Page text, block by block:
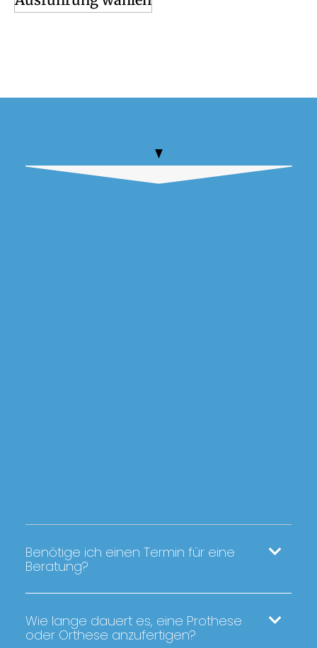
Benötige ich einen Termin für eine
Beratung?
Wie lange dauert es, eine Prothese
oder Orthese anzufertigen?